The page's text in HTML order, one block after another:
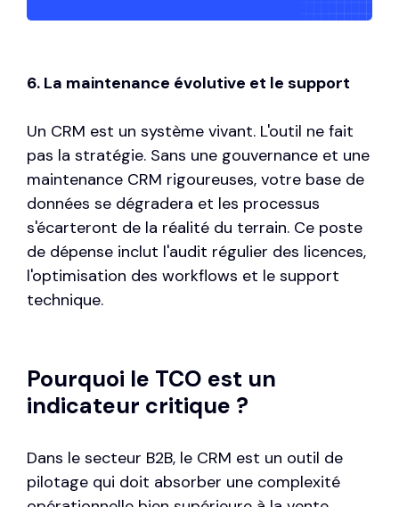
6. La maintenance évolutive et le support
Un CRM est un système vivant. L'outil ne fait
pas la stratégie. Sans une gouvernance et une
maintenance CRM rigoureuses, votre base de
données se dégradera et les processus
s'écarteront de la réalité du terrain. Ce poste
de dépense inclut l'audit régulier des licences,
l'optimisation des workflows et le support
technique.
Pourquoi le TCO est un
indicateur critique ?
Dans le secteur B2B, le CRM est un outil de
pilotage qui doit absorber une complexité